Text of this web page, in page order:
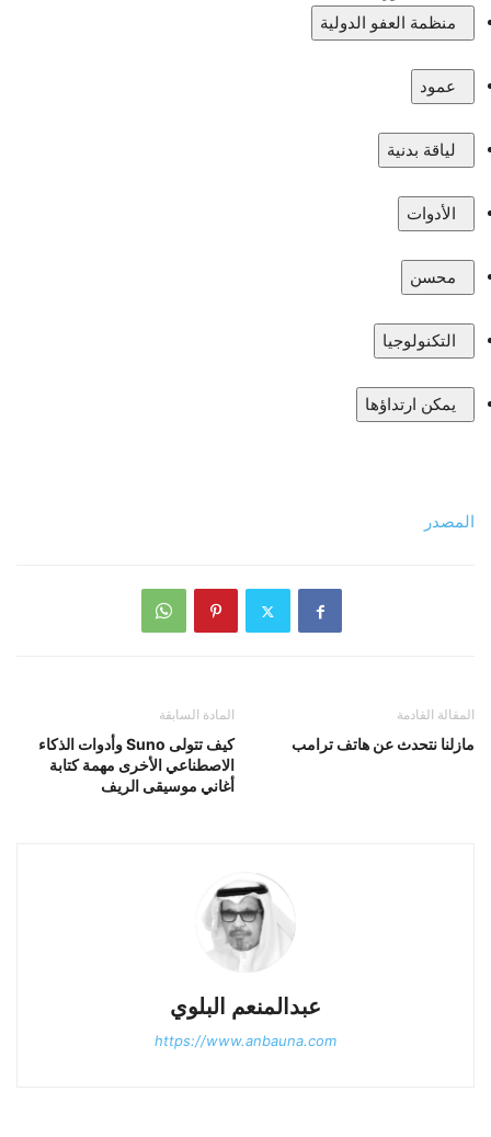
منظمة العفو الدولية
عمود
لياقة بدنية
الأدوات
محسن
التكنولوجيا
يمكن ارتداؤها
المصدر
المادة السابقة
كيف تتولى Suno وأدوات الذكاء
الاصطناعي الأخرى مهمة كتابة
أغاني موسيقى الريف
المقالة القادمة
مازلنا نتحدث عن هاتف ترامب
عبدالمنعم البلوي
https://www.anbauna.com